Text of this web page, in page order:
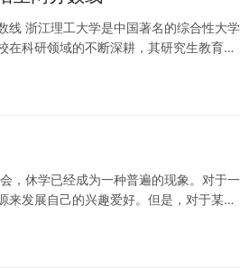
线 浙江理工大学是中国著名的综合性大
在科研领域的不断深耕，其研究生教育…
，休学已经成为一种普遍的现象。对于
来发展自己的兴趣爱好。但是，对于某…